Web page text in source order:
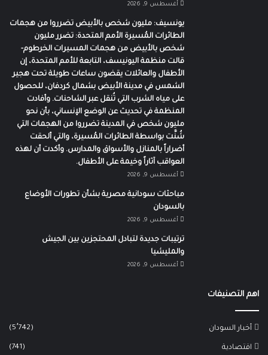
أغسطس 9, 2026
يونسيف: مليون شخص بالأبيض تضرروا من هجمات
الطائرات المُسيرة الأمم المتحدة: تضرر مليون
شخص بالأبيض من هجمات المسيرات الخرطوم-
قالت منظمة اليونيسف، التابعة للأمم المتحدة، إن
الأطفال والعائلات يقضون ساعات طويلة تحت هجير
الشمس في مدينة الأبيض بشمال كردفان، للحصول
على مياه الشرب التي تُنقل عبر الشاحنات. وأفادت
المنظمة في تحديث عن الوضع الإنساني، بأن نحو
مليون شخص في المدينة تضرروا من الهجمات التي
شُنَّت بواسطة الطائرات المُسيرة، والتي ألحقت
أضراراً بالمنازل والأسواق والمدارس. وأكدت أن لهذه
العواقب آثاراً وخيمة على الأطفال.
أغسطس 9, 2026
مباحثات سودانية مصرية بشأن تطورات الأوضاع
بالسودان
أغسطس 9, 2026
ترتيبات جديدة لتبادل المحتجزين بين الجيش
والمليشيا
أغسطس 9, 2026
اهم التصنيفات
أخبار السودان (5٬742)
اقتصادية (741)